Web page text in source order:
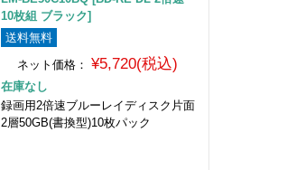
10枚組 ブラック]
送料無料
ネット価格：
¥5,720(税込)
在庫なし
録画用2倍速ブルーレイディスク片面
2層50GB(書換型)10枚パック